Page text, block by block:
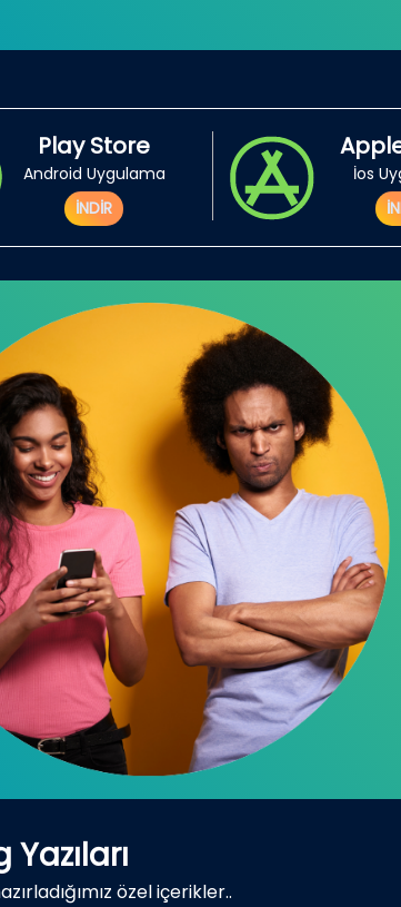
Play Store
Android Uygulama
İNDİR
İos
Yazıları
özel içerikler..